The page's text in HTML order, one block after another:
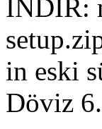
İNDİR:
in eski
Döviz